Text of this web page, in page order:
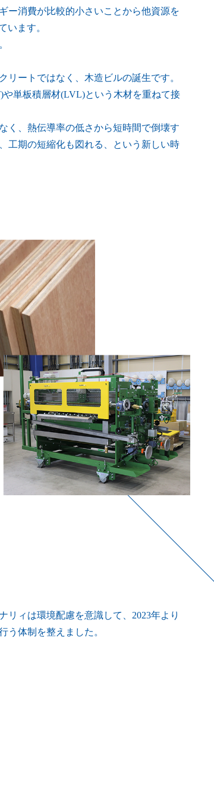
ー消費が比較的小さいことから他資源を
います。
ートではなく、木造ビルの誕生です。
単板積層材(LVL)という木材を重ねて接
く、熱伝導率の低さから短時間で倒壊す
工期の短縮化も図れる、という新しい時
リィは環境配慮を意識して、2023年より
う体制を整えました。